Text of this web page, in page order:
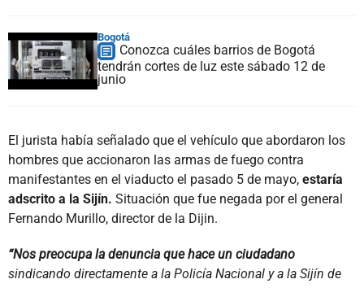
Bogotá
Conozca cuáles barrios de Bogotá
tendrán cortes de luz este sábado 12 de
junio
El jurista había señalado que el vehículo que abordaron los
hombres que accionaron las armas de fuego contra
manifestantes en el viaducto el pasado 5 de mayo, estaría
adscrito a la Sijín. Situación que fue negada por el general
Fernando Murillo, director de la Dijin.
“Nos preocupa la denuncia que hace un ciudadano
sindicando directamente a la Policía Nacional y a la Sijín de